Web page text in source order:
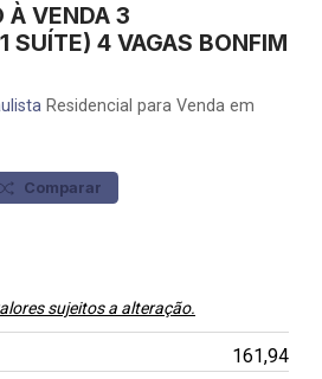
À VENDA 3
SUÍTE) 4 VAGAS BONFIM
Residencial para Venda em
Comparar
sujeitos a alteração.
161,94